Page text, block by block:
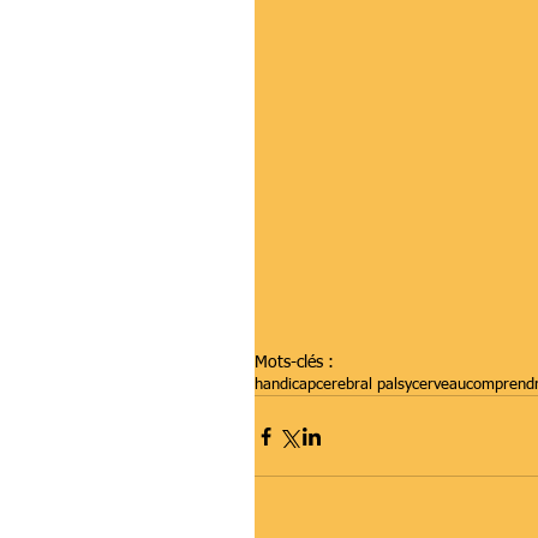
Mots-clés :
handicapcerebral palsycerveau